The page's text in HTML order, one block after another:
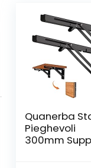
Quanerba
Pieghevoli
300mm